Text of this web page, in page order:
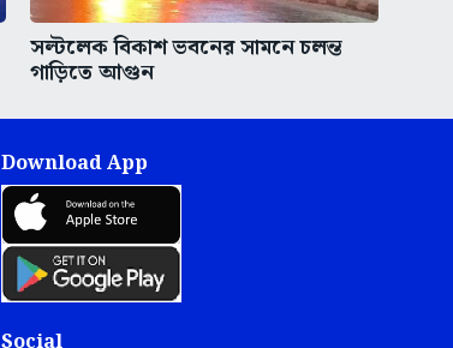
সল্টলেক বিকাশ ভবনের সামনে চলন্ত
গাড়িতে আগুন
Download App